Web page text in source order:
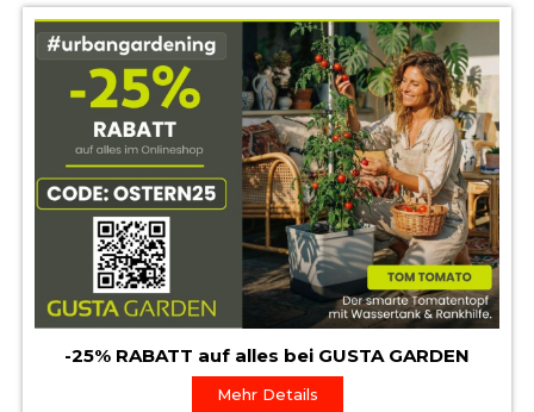
-25% RABATT auf alles bei GUSTA GARDEN
Mehr Details